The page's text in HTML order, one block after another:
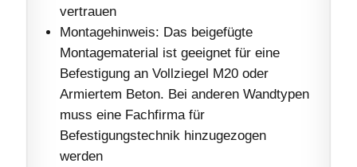
vertrauen
Montagehinweis: Das beigefügte
Montagematerial ist geeignet für eine
Befestigung an Vollziegel M20 oder
Armiertem Beton. Bei anderen Wandtypen
muss eine Fachfirma für
Befestigungstechnik hinzugezogen
werden